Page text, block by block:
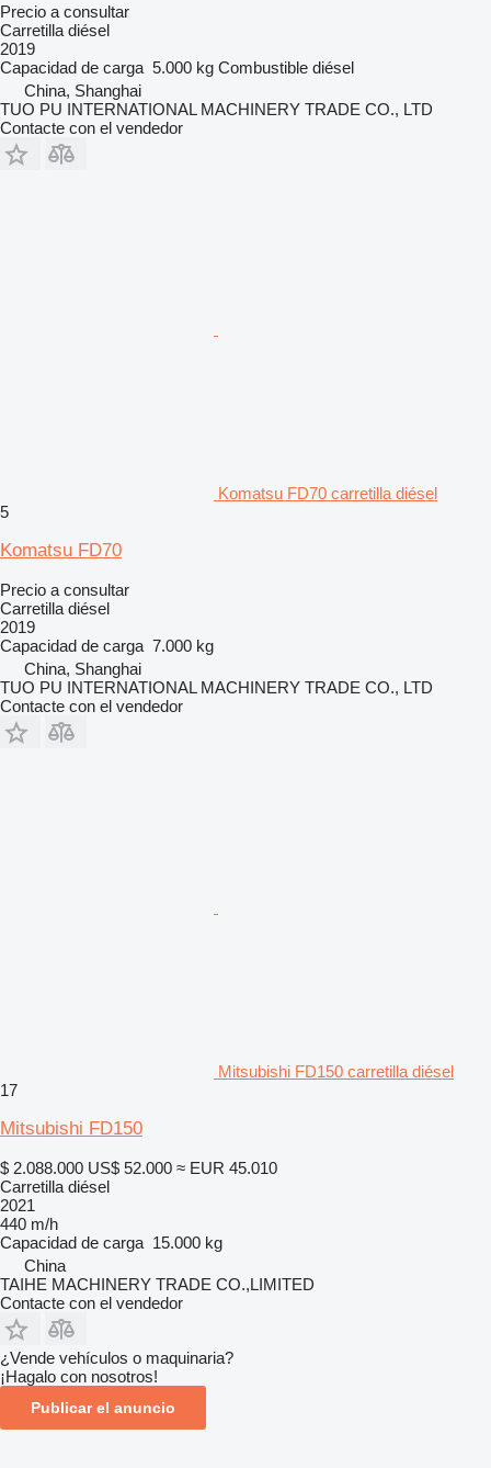
Precio a consultar
Carretilla diésel
2019
Capacidad de carga 5.000 kg Combustible diésel
China, Shanghai
TUO PU INTERNATIONAL MACHINERY TRADE CO., LTD
Contacte con el vendedor
Komatsu FD70 carretilla diésel
5
Komatsu FD70
Precio a consultar
Carretilla diésel
2019
Capacidad de carga 7.000 kg
China, Shanghai
TUO PU INTERNATIONAL MACHINERY TRADE CO., LTD
Contacte con el vendedor
Mitsubishi FD150 carretilla diésel
17
Mitsubishi FD150
$ 2.088.000 US$ 52.000 ≈ EUR 45.010
Carretilla diésel
2021
440 m/h
Capacidad de carga 15.000 kg
China
TAIHE MACHINERY TRADE CO.,LIMITED
Contacte con el vendedor
¿Vende vehículos o maquinaria?
¡Hagalo con nosotros!
Publicar el anuncio